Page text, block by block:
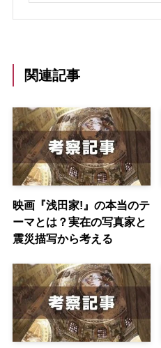
関連記事
映画『浅田家!』の本当のテ
ーマとは？実在の写真家と
震災描写から考える